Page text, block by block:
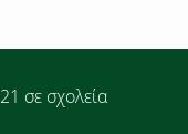
21 σε σχολεία